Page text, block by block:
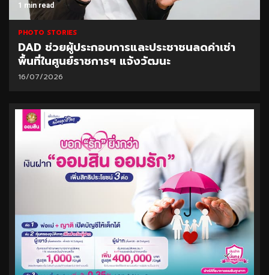
1 min read
PHOTO STORIES
DAD ช่วยผู้ประกอบการและประชาชนลดค่าเช่า
พื้นที่ในศูนย์ราชการฯ แจ้งวัฒนะ
16/07/2026